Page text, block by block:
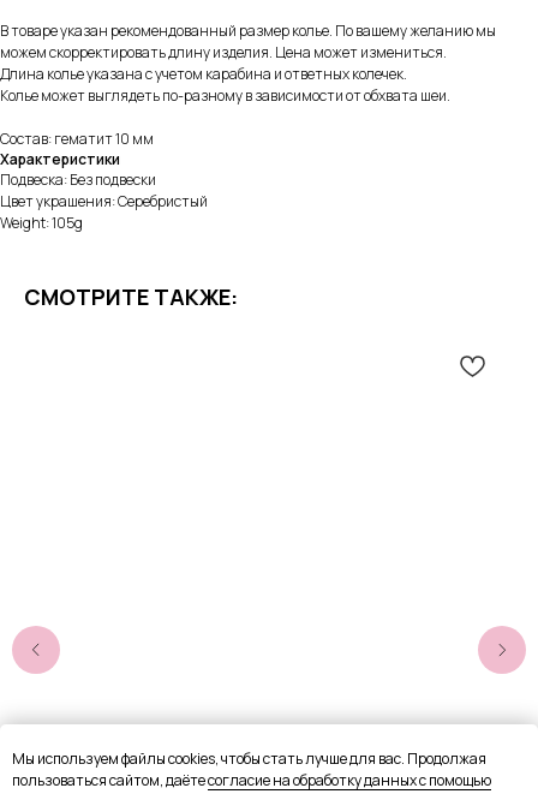
В товаре указан рекомендованный размер колье. По вашему желанию мы
можем скорректировать длину изделия. Цена может измениться.
Длина колье указана с учетом карабина и ответных колечек.
Колье может выглядеть по-разному в зависимости от обхвата шеи.
Состав: гематит 10 мм
Характеристики
Подвеска: Без подвески
Цвет украшения: Серебристый
Weight: 105g
СМОТРИТЕ ТАКЖЕ:
Мы используем файлы cookies, чтобы стать лучше для вас. Продолжая
пользоваться сайтом, даётесогласие на обработку данных с помощью